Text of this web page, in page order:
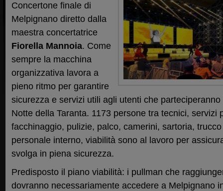
Concertone finale di
Melpignano diretto dalla
maestra concertatrice
Fiorella Mannoia. Come
sempre la macchina
organizzativa lavora a
pieno ritmo per garantire
sicurezza e servizi utili agli utenti che
Notte della Taranta. 1173 persone tra tecnici, servizi
facchinaggio, pulizie, palco, camerini, sartoria,
personale interno, viabilità sono al lavoro per
svolga in piena sicurezza.
Predisposto il piano viabilità: i pullman che
dovranno necessariamente accedere a Melpignano